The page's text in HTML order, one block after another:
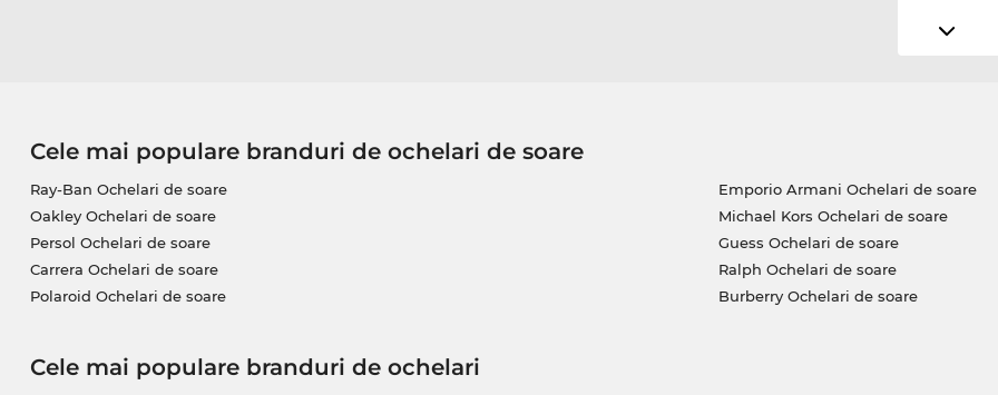
Cele mai populare branduri de ochelari de soare
Ray-Ban Ochelari de soare
Oakley Ochelari de soare
Persol Ochelari de soare
Carrera Ochelari de soare
Polaroid Ochelari de soare
Emporio Armani Ochelari de soare
Michael Kors Ochelari de soare
Guess Ochelari de soare
Ralph Ochelari de soare
Burberry Ochelari de soare
Cele mai populare branduri de ochelari